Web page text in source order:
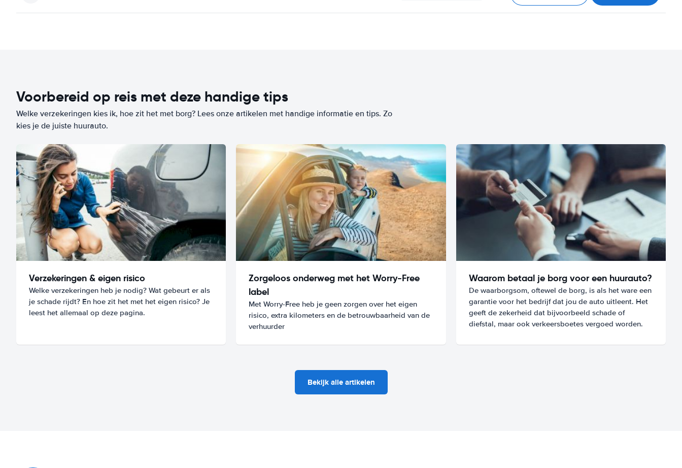
Voorbereid op reis met deze handige tips
Welke verzekeringen kies ik, hoe zit het met borg? Lees onze artikelen met handige informatie en tips. Zo
kies je de juiste huurauto.
Verzekeringen & eigen risico
Welke verzekeringen heb je nodig? Wat gebeurt er als
je schade rijdt? En hoe zit het met het eigen risico? Je
leest het allemaal op deze pagina.
Zorgeloos onderweg met het Worry-Free
label
Met Worry-Free heb je geen zorgen over het eigen
risico, extra kilometers en de betrouwbaarheid van de
verhuurder
Waarom betaal je borg voor een huurauto?
De waarborgsom, oftewel de borg, is als het ware een
garantie voor het bedrijf dat jou de auto uitleent. Het
geeft de zekerheid dat bijvoorbeeld schade of
diefstal, maar ook verkeersboetes vergoed worden.
Bekijk alle artikelen